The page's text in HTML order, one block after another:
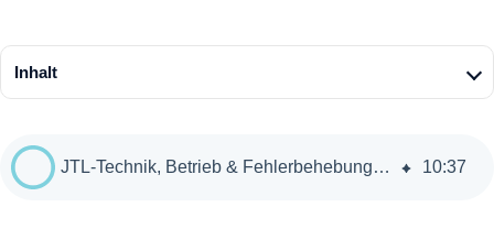
Inhalt
JTL-Technik, Betrieb & Fehlerbehebung: So hältst du deinen Shop stabil 10:37